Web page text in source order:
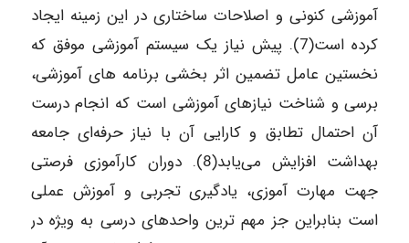
آموزشی کنونی و اصلاحات ساختاری در این زمینه ایجاد
کرده است(7). پیش نیاز یک سیستم آموزشی موفق که
نخستین عامل تضمین اثر بخشی برنامه های آموزشی،
برسی و شناخت نیازهای آموزشی است که انجام درست
آن احتمال تطابق و کارایی آن با نیاز حرفه‌ای جامعه
بهداشت افزایش می‌یابد(8). دوران کارآموزی فرصتی
جهت مهارت آموزی، یادگیری تجربی و آموزش عملی
است بنابراین جز مهم ترین واحدهای درسی به ویژه در